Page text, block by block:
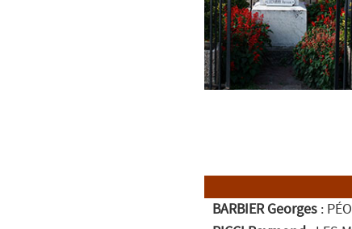
BARBIER Georges :